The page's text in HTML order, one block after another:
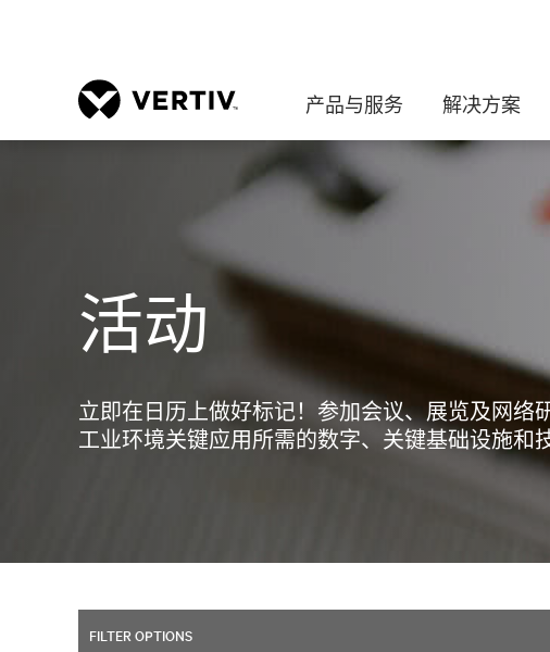
产品与服务 解决方案
活动
立即在日历上做好标记！参加会议、展览及网
工业环境关键应用所需的数字、关键基础设施和
FILTER OPTIONS